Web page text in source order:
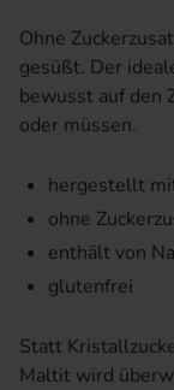
Ohne
gesüßt. Der
bewusst auf den
oder müssen.
hergestellt
ohne
enthält von
glutenfrei
Statt
Maltit wird